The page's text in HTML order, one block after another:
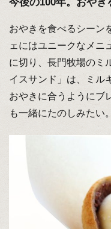
おやきを食べるシーン
ェにはユニークなメニ
に切り、長門牧場のミ
イスサンド」は、ミル
おやきに合うようにブ
も一緒にたのしみたい。